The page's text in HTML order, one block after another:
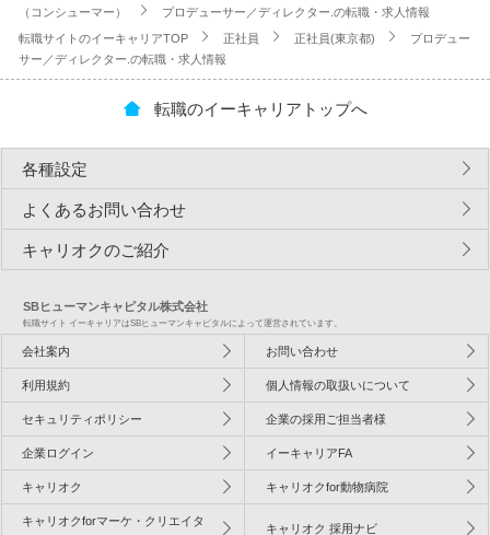
（コンシューマー）
プロデューサー／ディレクター.の転職・求人情報
転職サイトのイーキャリアTOP 正社員 正社員(東京都)
プロデュー
サー／ディレクター.の転職・求人情報
転職のイーキャリアトップへ
各種設定
よくあるお問い合わせ
キャリオクのご紹介
SBヒューマンキャピタル株式会社
転職サイト イーキャリアはSBヒューマンキャピタルによって運営されています。
会社案内 お問い合わせ
利用規約 個人情報の取扱いについて
セキュリティポリシー 企業の採用ご担当者様
企業ログイン イーキャリアFA
キャリオク キャリオクfor動物病院
キャリオクforマーケ・クリエイタ
キャリオク 採用ナビ